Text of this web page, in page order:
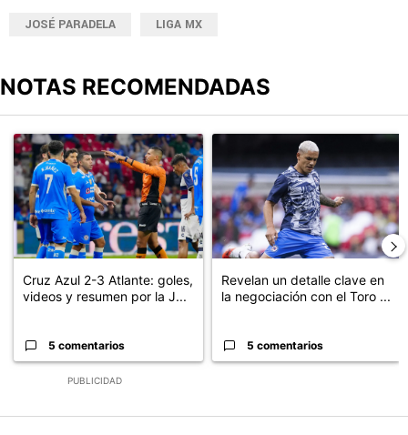
JOSÉ PARADELA LIGA MX
NOTAS RECOMENDADAS
PUBLICIDAD
Un artículo de tendencia con el título "Cruz Azul 2-3 Atlante:
Cruz Azul 2-3 Atlante: goles,
videos y resumen por la J...
5 comentarios
Un artículo de tendencia con
Revelan un detalle clave en
la negociación con el Toro ...
5 comentarios